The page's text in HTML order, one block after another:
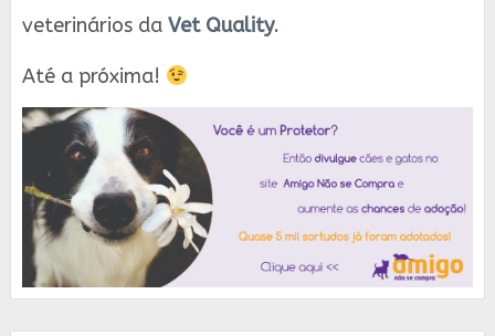
veterinários da Vet Quality.
Até a próxima!